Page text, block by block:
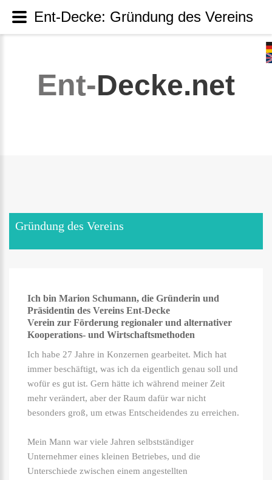
Ent-Decke.net
Gründung des Vereins
Ich bin Marion Schumann, die Gründerin und
Präsidentin des Vereins Ent-Decke
Verein zur Förderung regionaler und alternativer
Kooperations- und Wirtschaftsmethoden
Ich habe 27 Jahre in Konzernen gearbeitet. Mich hat
immer beschäftigt, was ich da eigentlich genau soll und
wofür es gut ist. Gern hätte ich während meiner Zeit
mehr verändert, aber der Raum dafür war nicht
besonders groß, um etwas Entscheidendes zu erreichen.
Mein Mann war viele Jahren selbstständiger
Unternehmer eines kleinen Betriebes, und die
Unterschiede zwischen einem angestellten
Ent-Decke: Gründung des Vereins